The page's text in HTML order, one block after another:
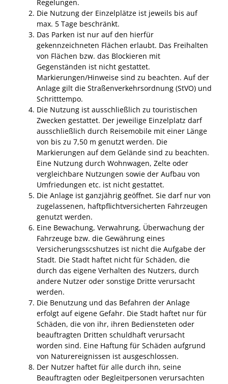
Regelungen.
Die Nutzung der Einzelplätze ist jeweils bis auf
max. 5 Tage beschränkt.
Das Parken ist nur auf den hierfür
gekennzeichneten Flächen erlaubt. Das Freihalten
von Flächen bzw. das Blockieren mit
Gegenständen ist nicht gestattet.
Markierungen/Hinweise sind zu beachten. Auf der
Anlage gilt die Straßenverkehrsordnung (StVO) und
Schritttempo.
Die Nutzung ist ausschließlich zu touristischen
Zwecken gestattet. Der jeweilige Einzelplatz darf
ausschließlich durch Reisemobile mit einer Länge
von bis zu 7,50 m genutzt werden. Die
Markierungen auf dem Gelände sind zu beachten.
Eine Nutzung durch Wohnwagen, Zelte oder
vergleichbare Nutzungen sowie der Aufbau von
Umfriedungen etc. ist nicht gestattet.
Die Anlage ist ganzjährig geöffnet. Sie darf nur von
zugelassenen, haftpflichtversicherten Fahrzeugen
genutzt werden.
Eine Bewachung, Verwahrung, Überwachung der
Fahrzeuge bzw. die Gewährung eines
Versicherungsscshutzes ist nicht die Aufgabe der
Stadt. Die Stadt haftet nicht für Schäden, die
durch das eigene Verhalten des Nutzers, durch
andere Nutzer oder sonstige Dritte verursacht
werden.
Die Benutzung und das Befahren der Anlage
erfolgt auf eigene Gefahr. Die Stadt haftet nur für
Schäden, die von ihr, ihren Bediensteten oder
beauftragten Dritten schuldhaft verursacht
worden sind. Eine Haftung für Schäden aufgrund
von Naturereignissen ist ausgeschlossen.
Der Nutzer haftet für alle durch ihn, seine
Beauftragten oder Begleitpersonen verursachten